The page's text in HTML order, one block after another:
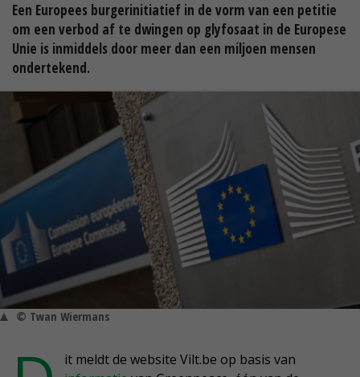
Een Europees burgerinitiatief in de vorm van een petitie
om een verbod af te dwingen op glyfosaat in de Europese
Unie is inmiddels door meer dan een miljoen mensen
ondertekend.
© Twan Wiermans
it meldt de website Vilt.be op basis van